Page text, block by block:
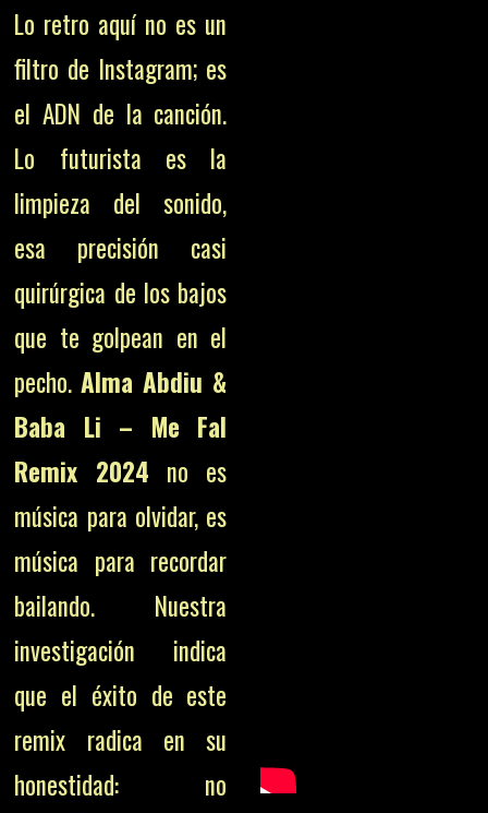
Lo retro aquí no es un
filtro de Instagram; es
el ADN de la canción.
Lo futurista es la
limpieza del sonido,
esa precisión casi
quirúrgica de los bajos
que te golpean en el
pecho.Alma Abdiu &
Baba Li – Me Fal
Remix 2024 no es
música para olvidar, es
música para recordar
bailando. Nuestra
investigación indica
que el éxito de este
remix radica en su
honestidad: no